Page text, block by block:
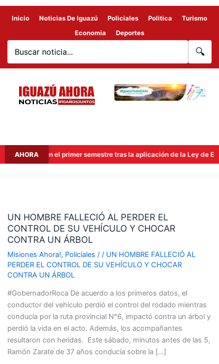
Inicio Noticias De Iguazú Policiales Politica
Turismo
Economia
Deportes
🔍
AHORAen el primer semestre tras la aplicación de la Ley de
UN HOMBRE FALLECIÓ AL PERDER EL
CONTROL DE SU VEHÍCULO Y CHOCAR
CONTRA UN ÁRBOL
Misiones Ahora!, Policiales / / UN HOMBRE FALLECIÓ AL
PERDER EL CONTROL DE SU VEHÍCULO Y CHOCAR
CONTRA UN ÁRBOL
#GobernadorRoca De acuerdo a los primeros datos, el
conductor del vehículo perdió el control del rodado mientras
conducía por la ruta provincial N°6, impactó contra un árbol y
perdió la vida en el acto. Además, los acompañantes
resultaron con heridas. Este sábado, minutos antes de las 5,
Ramón Zarate de 37 años conducía sobre la […]
FALLECIÓ
AL
PERDER
EL
CONTROL
DE
SU
VEHÍCULO
CHOCAR
CONTRA
UN